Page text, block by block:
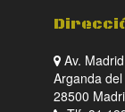
Av.
Arganda
28500